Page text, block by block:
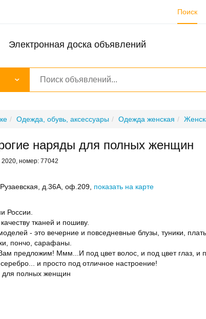
Поиск
Электронная доска объявлений
Одежда, обувь, аксессуары Одежда женская
наряды для полных женщин
номер: 77042
д.36А, оф.209, показать на карте
России.
тканей и пошиву.
- это вечерние и повседневные блузы, туники,
пончо, сарафаны.
предложим! Ммм...И под цвет волос, и под цвет глаз, и
и просто под отличное настроение!
полных женщин